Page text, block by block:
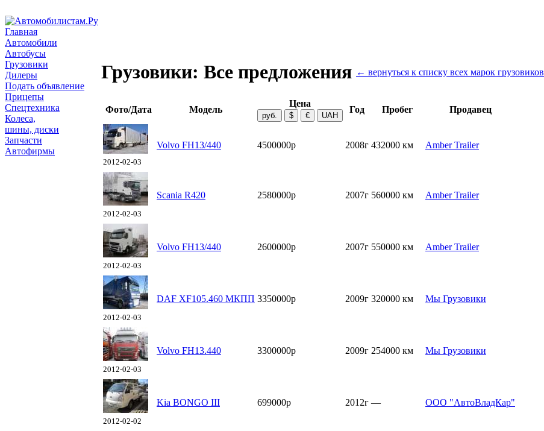
Главная
Автомобили
Автобусы
Грузовики
Дилеры
Подать объявление
Прицепы
Спецтехника
Колеса,
шины, диски
Запчасти
Автофирмы
Грузовики: Все предложения ← вернуться к списку всех марок грузовиков
Фото/Дата Модель
Цена
Год Пробег Продавец
2012-02-03
Volvo FH13/440 4500000р 2008г 432000 км Amber Trailer
2012-02-03
Scania R420 2580000р 2007г 560000 км Amber Trailer
2012-02-03
Volvo FH13/440 2600000р 2007г 550000 км Amber Trailer
2012-02-03
DAF XF105.460 МКПП 3350000р 2009г 320000 км Мы Грузовики
2012-02-03
Volvo FH13.440 3300000р 2009г 254000 км Мы Грузовики
2012-02-02
Kia BONGO III 699000р 2012г — ООО "АвтоВладКар"